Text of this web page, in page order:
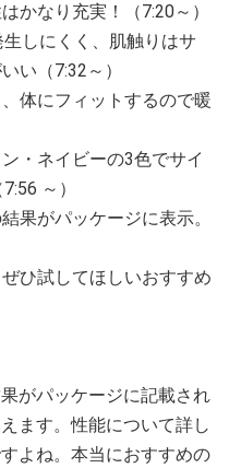
かなり充実！（7:20～）
しにくく、肌触りはサ
い（7:32～）
体にフィットするので暖
・ネイビーの3色でサイ
～）
果がパッケージに表示。
ひ試してほしいおすすめ
がパッケージに記載され
ます。性能について詳し
よね。本当におすすめの